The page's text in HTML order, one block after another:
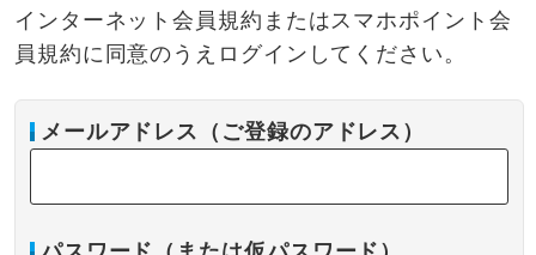
インターネット会員規約またはスマホポイント会
員規約に同意のうえログインしてください。
メールアドレス（ご登録のアドレス）